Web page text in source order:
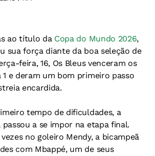
ao título da Copa do Mundo 2026,
sua força diante da boa seleção de
feira, 16, Os Bleus venceram os
e deram um bom primeiro passo
encardida.
tempo de dificuldades, a
passou a se impor na etapa final.
no goleiro Mendy, a bicampeã
com Mbappé, um de seus